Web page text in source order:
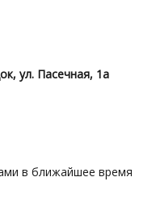
ул. Пасечная, 1а
в ближайшее время